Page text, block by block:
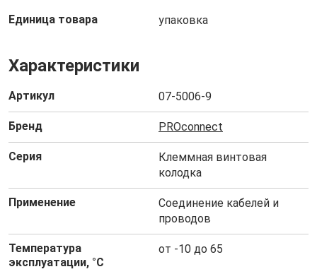
Единица товара упаковка
Характеристики
Артикул 07-5006-9
Бренд PROconnect
Серия
Клеммная винтовая
колодка
Применение
Соединение кабелей и
проводов
Температура
эксплуатации, °C
от -10 до 65